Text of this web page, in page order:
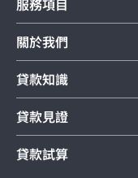
關於我們
貸款知識
貸款見證
貸款試算